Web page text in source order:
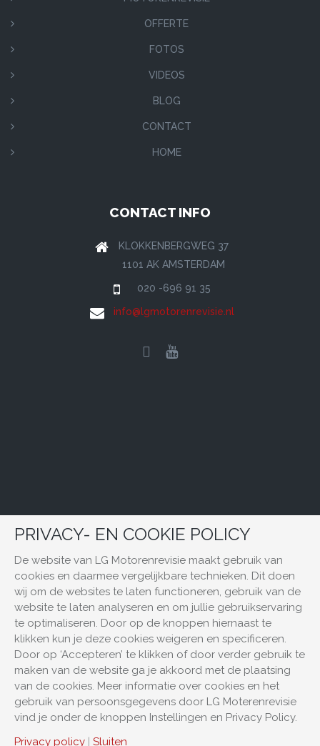
OFFERTE
FOTOS
VIDEOS
BLOG
CONTACT
HOME
CONTACT INFO
KLOKKENBERGWEG 37
1101 AK AMSTERDAM
020 -696 91 35
info@lgmotorenrevisie.nl
PRIVACY- EN COOKIE POLICY
De website van LG Motorenrevisie maakt gebruik van
cookies en daarmee vergelijkbare technieken. Dit doen
wij om de websites te laten functioneren, gebruik van de
website te laten analyseren en om jullie gebruikservaring
te optimaliseren. Door op de knoppen hiernaast te
klikken kun je deze cookies weigeren en specificeren.
Door op ‘Accepteren’ te klikken of door verder gebruik te
maken van de website ga je akkoord met de plaatsing
van de cookies. Meer informatie over cookies en het
gebruik van persoonsgegevens door LG Moterenrevisie
vind je onder de knoppen Instellingen en Privacy Policy.
Privacy policy | Sluiten